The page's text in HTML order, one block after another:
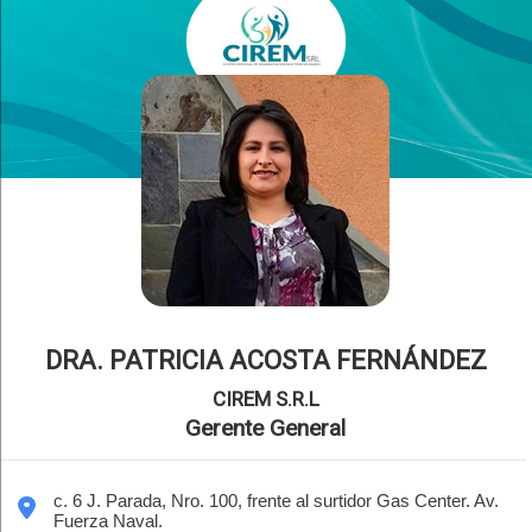
DRA. PATRICIA ACOSTA FERNÁNDEZ
CIREM S.R.L
Gerente General
c. 6 J. Parada, Nro. 100, frente al surtidor Gas Center. Av.
Fuerza Naval.